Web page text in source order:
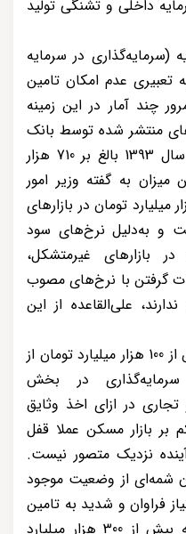
داخلی و تشنگی تولید
(سرمایه‌گذاری در سرمایه
تعبیری عدم امکان تامین
چند آمار در این زمینه
منتشر شده توسط بانک
مرکزی میزان نقدینگی در پایان سال 1393 بالغ بر 710 هزار
میزان به گفته وزیر امور
و دارایی بیش از 200 هزار میلیارد تومان در بازارهای
و به‌دلیل نرخ‌های سود
بازارهای غیرمتشکل،
گرفتن با نرخ‌های مصوب
علی‌القاعده از این
از سوی دیگر طبق برآوردها، بیش از 100 هزار میلیارد تومان از
در بخش
در ازای اخذ وثایق
بر بازار مسکن عملا قفل
نزدیک متصور نیست.
شمه‌ای از وضعیت موجود
فراوان و شدید به تامین
مالی و سرمایه‌گذاری، حداقل به بیش از 300 هزار میلیارد